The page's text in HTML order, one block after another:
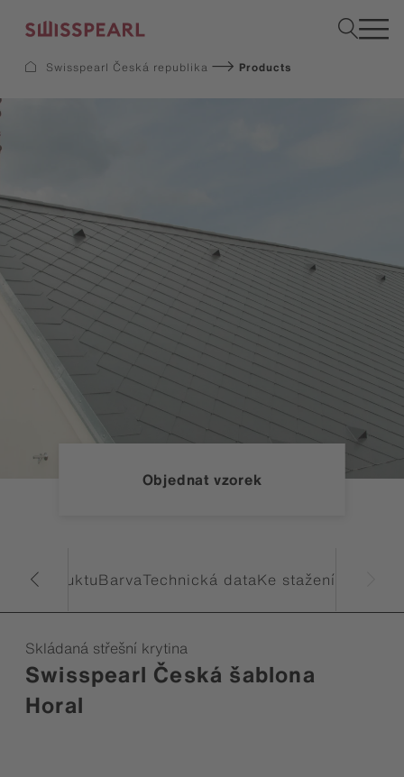
Společnost
Služby
Inspirace
Ke stažení
Swisspearl a udržitelnost
Kariéra
Swisspearl Česká republika Products
Objednat vzorek
o produktuBarvaTechnická dataKe stažení
Skládaná střešní krytina
Swisspearl Česká šablona
Horal